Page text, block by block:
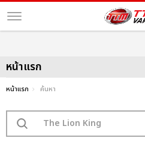
หน้าแรก
หน้าแรก ค้นหา